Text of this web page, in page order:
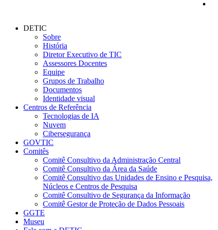
DETIC
Sobre
História
Diretor Executivo de TIC
Assessores Docentes
Equipe
Grupos de Trabalho
Documentos
Identidade visual
Centros de Referência
Tecnologias de IA
Nuvem
Cibersegurança
GOVTIC
Comitês
Comitê Consultivo da Administração Central
Comitê Consultivo da Área da Saúde
Comitê Consultivo das Unidades de Ensino e Pesquisa,
Núcleos e Centros de Pesquisa
Comitê Consultivo de Segurança da Informação
Comitê Gestor de Proteção de Dados Pessoais
GGTE
Museu